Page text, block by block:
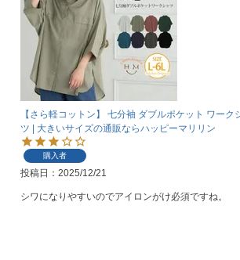
【さら軽コットン】 七分袖 ダブルポケット ワーク
ツ | 大きいサイズの通販ならハッピーマリリン
購入者
投稿日 2025/12/21
シワになりやすいのでアイロンがけ必須ですね。